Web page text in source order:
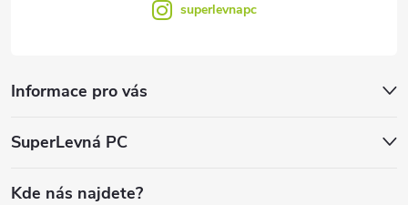
superlevnapc
Informace pro vás
SuperLevná PC
Kde nás najdete?